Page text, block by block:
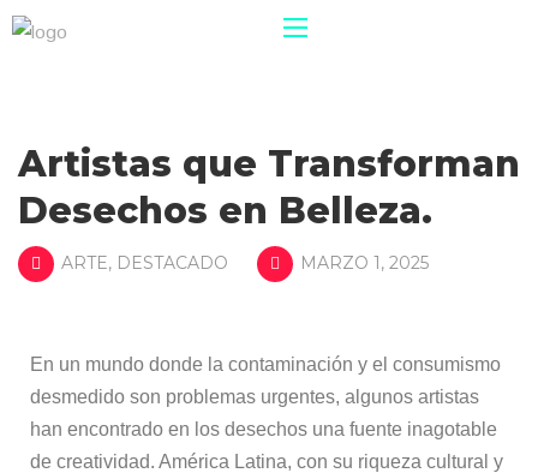
Artistas que Transforman
Desechos en Belleza.
ARTE, DESTACADO MARZO 1, 2025
En un mundo donde la contaminación y el consumismo
desmedido son problemas urgentes, algunos artistas
han encontrado en los desechos una fuente inagotable
de creatividad. América Latina, con su riqueza cultural y